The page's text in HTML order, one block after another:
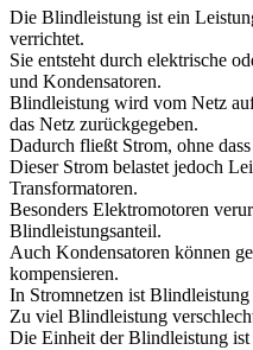
Die Blindleistung ist ein
verrichtet.
Sie entsteht durch elektrische
und Kondensatoren.
Blindleistung wird vom Netz
das Netz zurückgegeben.
Dadurch fließt Strom, ohne
Dieser Strom belastet jedoch
Transformatoren.
Besonders Elektromotoren
Blindleistungsanteil.
Auch Kondensatoren können
kompensieren.
In Stromnetzen ist
Zu viel Blindleistung
Die Einheit der Blindleistung ist